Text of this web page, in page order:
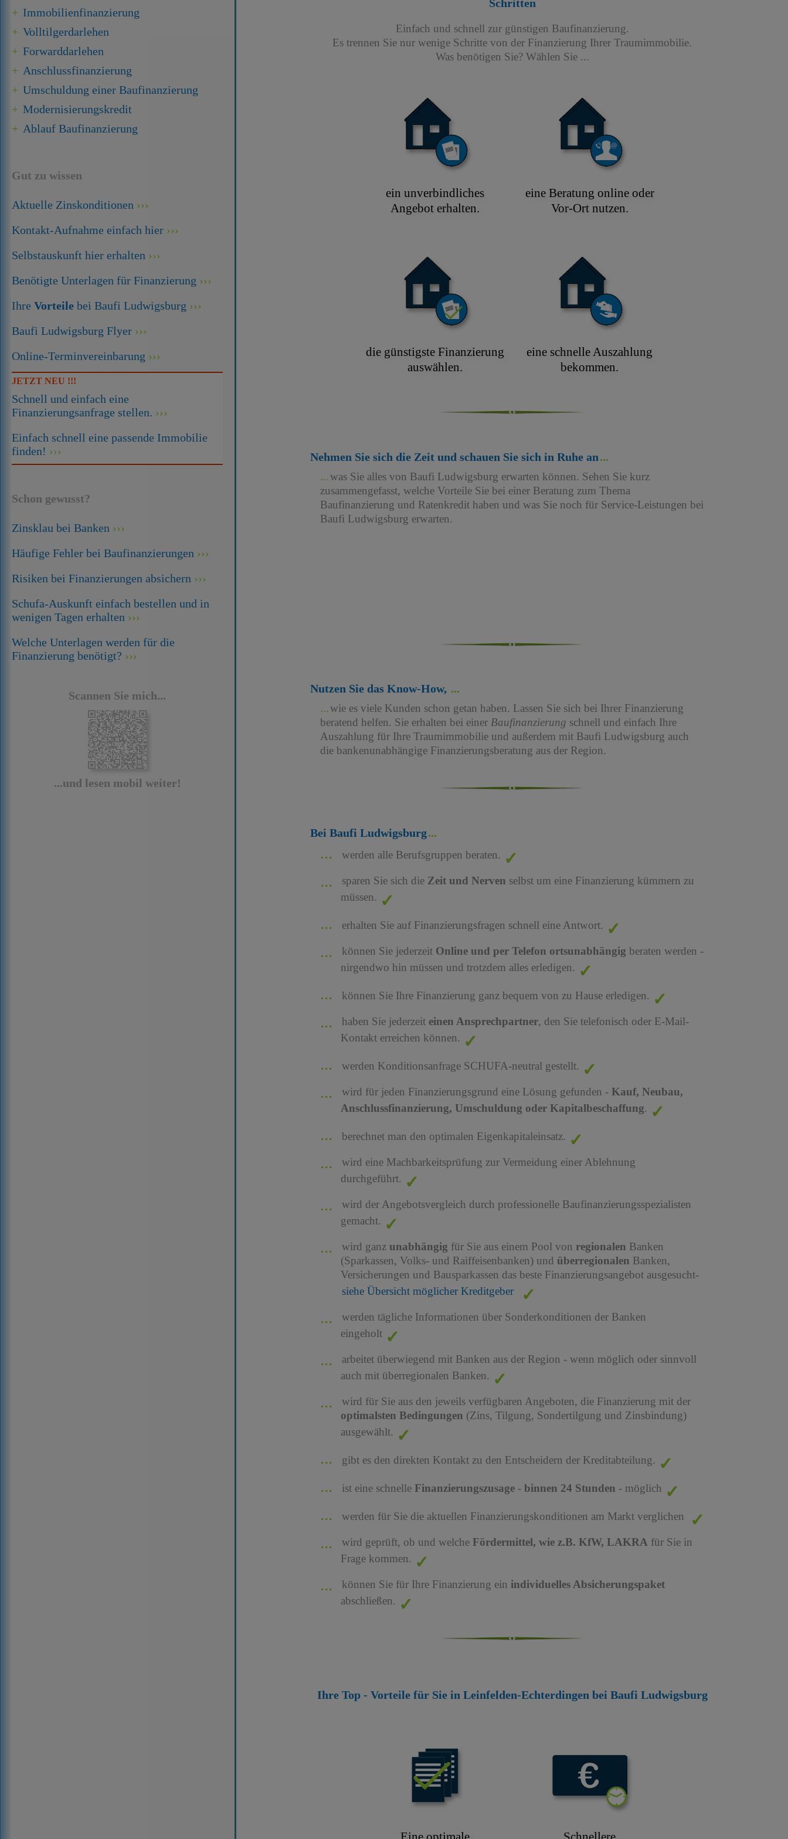
Immobilien­finanzierung
Volltilgerdarlehen
Forward­darlehen
Anschluss­finanzierung
Umschuldung einer Baufinanzierung
Modernisierungskredit
Ablauf Baufinanzierung
Gut zu wissen
Aktuelle Zinskonditionen
Kontakt-Aufnahme einfach hier
Selbstauskunft hier erhalten
Benötigte Unterlagen für Finanzierung
Ihre Vorteile bei Baufi Ludwigsburg
Baufi Ludwigsburg Flyer
Online-Terminvereinbarung
JETZT NEU !!!
Schnell und einfach eine
Finanzierungsanfrage stellen.
Einfach schnell eine passende Immobilie
finden!
Schon gewusst?
Zinsklau bei Banken
Häufige Fehler bei Baufinanzierungen
Risiken bei Finanzierungen absichern
Schufa-Auskunft einfach bestellen und in
wenigen Tagen erhalten
Welche Unterlagen werden für die
Finanzierung benötigt?
Scannen Sie mich...
...und lesen mobil weiter!
Schritten
Einfach und schnell zur günstigen Baufinanzierung.
Es trennen Sie nur wenige Schritte von der Finanzierung Ihrer Traumimmobilie.
Was benötigen Sie? Wählen Sie ...
ein unverbindliches
Angebot erhalten.
eine Beratung online oder
Vor-Ort nutzen.
die günstigste Finanzierung
auswählen.
eine schnelle Auszahlung
bekommen.
Nehmen Sie sich die Zeit und schauen Sie sich in Ruhe an
was Sie alles von Baufi Ludwigsburg erwarten können. Sehen Sie kurz
zusammengefasst, welche Vorteile Sie bei einer Beratung zum Thema
Baufinanzierung und Ratenkredit haben und was Sie noch für Service-Leistungen bei
Baufi Ludwigsburg erwarten.
Nutzen Sie das Know-How,
wie es viele Kunden schon getan haben. Lassen Sie sich bei Ihrer Finanzierung
beratend helfen. Sie erhalten bei einerBaufinanzierung schnell und einfach Ihre
Auszahlung für Ihre Traumimmobilie und außerdem mit Baufi Ludwigsburg auch
die bankenunabhängige Finanzierungsberatung aus der Region.
Bei Baufi Ludwigsburg
werden alle Berufsgruppen beraten.
sparen Sie sich die Zeit und Nerven selbst um eine Finanzierung kümmern zu
müssen.
erhalten Sie auf Finanzierungsfragen schnell eine Antwort.
können Sie jederzeit Online und per Telefon ortsunabhängig beraten werden -
nirgendwo hin müssen und trotzdem alles erledigen.
können Sie Ihre Finanzierung ganz bequem von zu Hause erledigen.
haben Sie jederzeit einen Ansprechpartner, den Sie telefonisch oder E-Mail-
Kontakt erreichen können.
werden Konditionsanfrage SCHUFA-neutral gestellt.
wird für jeden Finanzierungsgrund eine Lösung gefunden - Kauf, Neubau,
Anschlussfinanzierung, Umschuldung oder Kapitalbeschaffung.
berechnet man den optimalen Eigenkapitaleinsatz.
wird eine Machbarkeitsprüfung zur Vermeidung einer Ablehnung
durchgeführt.
wird der Angebotsvergleich durch professionelle Baufinanzierungsspezialisten
gemacht.
wird ganz unabhängig für Sie aus einem Pool von regionalen Banken
(Sparkassen, Volks- und Raiffeisenbanken) und überregionalen Banken,
Versicherungen und Bausparkassen das beste Finanzierungsangebot ausgesucht-
siehe Übersicht möglicher Kreditgeber
werden tägliche Informationen über Sonderkonditionen der Banken
eingeholt
arbeitet überwiegend mit Banken aus der Region - wenn möglich oder sinnvoll
auch mit überregionalen Banken.
wird für Sie aus den jeweils verfügbaren Angeboten, die Finanzierung mit der
optimalsten Bedingungen (Zins, Tilgung, Sondertilgung und Zinsbindung)
ausgewählt.
gibt es den direkten Kontakt zu den Entscheidern der Kreditabteilung.
ist eine schnelle Finanzierungszusage- binnen 24 Stunden - möglich
werden für Sie die aktuellen Finanzierungskonditionen am Markt verglichen
wird geprüft, ob und welche Fördermittel, wie z.B. KfW, LAKRA für Sie in
Frage kommen.
können Sie für Ihre Finanzierung ein individuelles Absicherungspaket
abschließen.
Ihre Top - Vorteile für Sie in Leinfelden-Echterdingen bei Baufi Ludwigsburg
Eine optimale Schnellere